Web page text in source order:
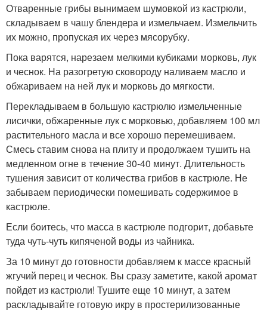
Отваренные грибы вынимаем шумовкой из кастрюли,
складываем в чашу блендера и измельчаем. Измельчить
их можно, пропуская их через мясорубку.
Пока варятся, нарезаем мелкими кубиками морковь, лук
и чеснок. На разогретую сковороду наливаем масло и
обжариваем на ней лук и морковь до мягкости.
Перекладываем в большую кастрюлю измельченные
лисички, обжаренные лук с морковью, добавляем 100 мл
растительного масла и все хорошо перемешиваем.
Смесь ставим снова на плиту и продолжаем тушить на
медленном огне в течение 30-40 минут. Длительность
тушения зависит от количества грибов в кастрюле. Не
забываем периодически помешивать содержимое в
кастрюле.
Если боитесь, что масса в кастрюле подгорит, добавьте
туда чуть-чуть кипяченой воды из чайника.
За 10 минут до готовности добавляем к массе красный
жгучий перец и чеснок. Вы сразу заметите, какой аромат
пойдет из кастрюли! Тушите еще 10 минут, а затем
раскладывайте готовую икру в простерилизованные